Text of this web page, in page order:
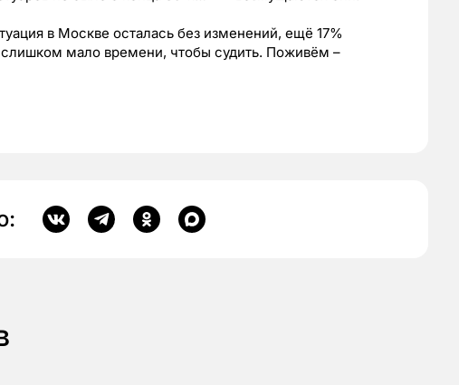
в Москве осталась без изменений, ещё 17%
мало времени, чтобы судить. Поживём –